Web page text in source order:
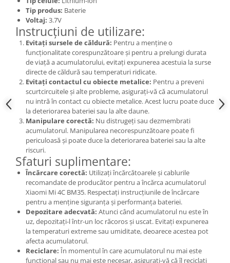
Nokia
Samsung
Sony
Display
Alcatel
Allview
Asus
Asus
Blackberry
Blackview
Display Oneplus
HTC
Huawei
Iphone
Lenovo
Tip produs: Baterie
Voltaj: 3.7V
Instrucțiuni de utilizare:
Evitați sursele de căldură: Pentru a menține o
funcționalitate corespunzătoare și pentru a prelungi durata
de viață a acumulatorului, evitați expunerea acestuia la surse
directe de căldură sau temperaturi ridicate.
Evitați contactul cu obiecte metalice: Pentru a preveni
scurtcircuitele și alte probleme, asigurați-vă că acumulatorul
nu intră în contact cu obiecte metalice. Acest lucru poate duce
la deteriorarea bateriei sau la alte daune.
Manipulare corectă: Nu distrugeți sau dezmembrati
acumulatorul. Manipularea necorespunzătoare poate fi
periculoasă și poate duce la deteriorarea bateriei sau la alte
riscuri.
Sfaturi suplimentare:
Încărcare corectă: Utilizați încărcătoarele și cablurile
recomandate de producător pentru a încărca acumulatorul
Xiaomi Mi 4C BM35. Respectați instrucțiunile de încărcare
pentru a menține siguranța și performanța bateriei.
Depozitare adecvată: Atunci când acumulatorul nu este în
uz, depozitați-l într-un loc răcoros și uscat. Evitați expunerea
la temperaturi extreme sau umiditate, deoarece acestea pot
afecta acumulatorul.
Reciclare: În momentul în care acumulatorul nu mai este
funcțional sau nu mai este necesar, asigurați-vă că îl reciclați